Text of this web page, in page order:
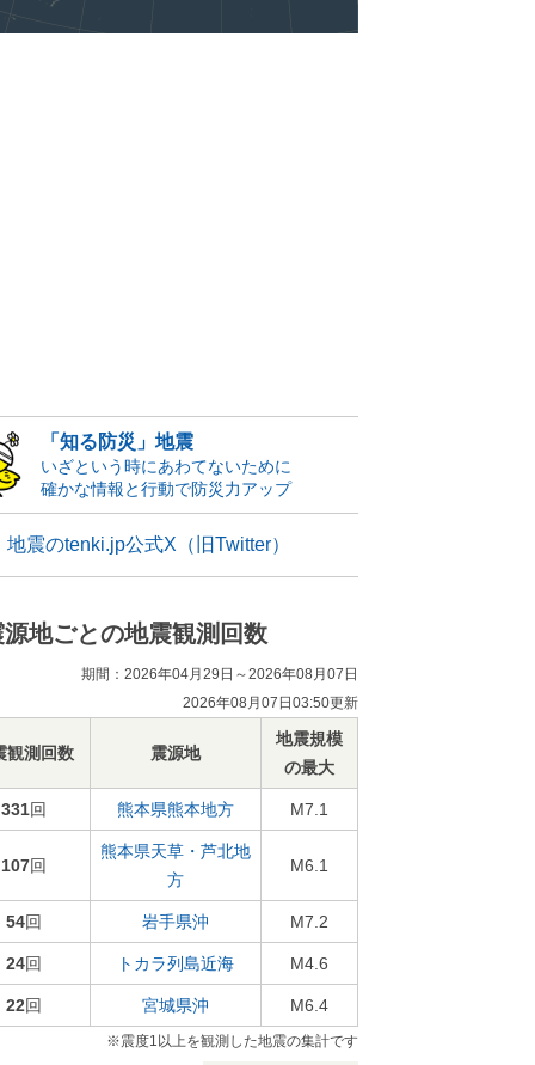
「知る防災」地震
いざという時にあわてないために
確かな情報と行動で防災力アップ
地震のtenki.jp公式X（旧Twitter）
源地ごとの地震観測回数
期間：2026年04月29日～2026年08月07日
2026年08月07日03:50更新
観測回数 震源地
地震規模
の最大
331回 熊本県熊本地方 M7.1
107回
熊本県天草・芦北地
方
M6.1
54回 岩手県沖 M7.2
24回 トカラ列島近海 M4.6
22回 宮城県沖 M6.4
※震度1以上を観測した地震の集計です